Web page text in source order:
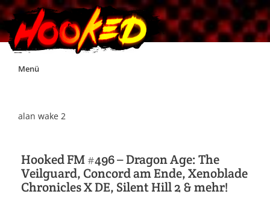
Skip
Menü
Impressum
alan wake 2
Hooked FM #496 – Dragon Age: The
Veilguard, Concord am Ende, Xenoblade
Chronicles X DE, Silent Hill 2 & mehr!